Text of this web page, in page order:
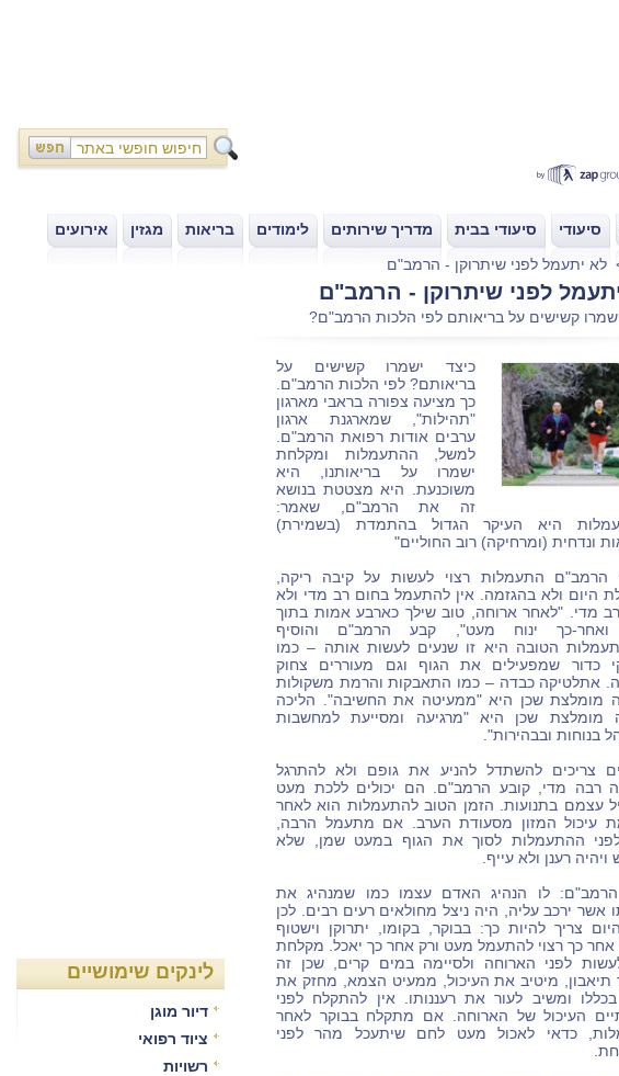
סיעודי סיעודי בבית מדריך שירותים לימודים בריאות מגזין
אירועים
לא יתעמל לפני שיתרוקן - הרמב"ם
לפני שיתרוקן - הרמב"ם
קשישים על בריאותם לפי הלכות הרמב"ם?
כיצד ישמרו קשישים על
בריאותם? לפי הלכות הרמב"ם.
כך מציעה צפורה בראבי מארגון
"תהילות", שמארגנת ארגון
ערבים אודות רפואת הרמב"ם.
למשל, ההתעמלות ומקלחת
ישמרו על בריאותנו, היא
משוכנעת. היא מצטטת בנושא
זה את הרמב"ם, שאמר:
היא העיקר הגדול בהתמדת (בשמירת)
ונדחית (ומרחיקה) רוב החוליים"
הרמב"ם התעמלות רצוי לעשות על קיבה ריקה,
היום ולא בהגזמה. אין להתעמל בחום רב מדי ולא
מדי. "לאחר ארוחה, טוב שילך כארבע אמות בתוך
ואחר-כך ינוח מעט", קבע הרמב"ם והוסיף
הטובה היא זו שנעים לעשות אותה – כמו
כדור שמפעילים את הגוף וגם מעוררים צחוק
אתלטיקה כבדה – כמו התאבקות והרמת משקולות
מומלצת שכן היא "ממעיטה את החשיבה". הליכה
מומלצת שכן היא "מרגיעה ומסייעת למחשבות
בנוחות ובבהירות".
צריכים להשתדל להניע את גופם ולא להתרגל
רבה מדי, קובע הרמב"ם. הם יכולים ללכת מעט
עצמם בתנועות. הזמן הטוב להתעמלות הוא לאחר
עיכול המזון מסעודת הערב. אם מתעמל הרבה,
לפני ההתעמלות לסוך את הגוף במעט שמן, שלא
ויהיה רענן ולא עייף.
לו הנהיג האדם עצמו כמו שמנהיג את
אשר ירכב עליה, היה ניצל מחולאים רעים רבים. לכן
צריך להיות כך: בבוקר, בקומו, יתרוקן וישטוף
אחר כך רצוי להתעמל מעט ורק אחר כך יאכל. מקלחת
לפני הארוחה ולסיימה במים קרים, שכן זה
תיאבון, מיטיב את העיכול, ממעיט הצמא, מחזק את
ומשיב לעור את רעננותו. אין להתקלח לפני
העיכול של הארוחה. אם מתקלח בבוקר לאחר
כדאי לאכול מעט לחם שיתעכל מהר לפני
לינקים שימושיים
דיור מוגן
ציוד רפואי
רשויות